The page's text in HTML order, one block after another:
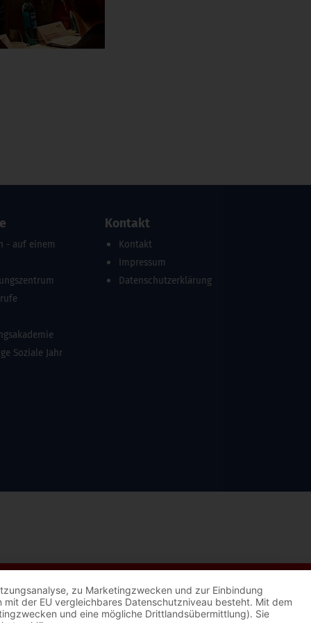
- auf einem
Soziale Jahr
Kontakt
Kontakt
Impressum
Datenschutzerklärung
zu Marketingzwecken und zur Einbindung
der EU vergleichbares Datenschutzniveau besteht. Mit dem
und eine mögliche Drittlandsübermittlung). Sie